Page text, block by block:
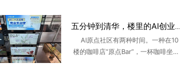
五分钟到清华，楼里的AI创业众生相
AI原点社区有两种时间。一种在10
楼的咖啡店“原点Bar”，一杯咖啡坐一